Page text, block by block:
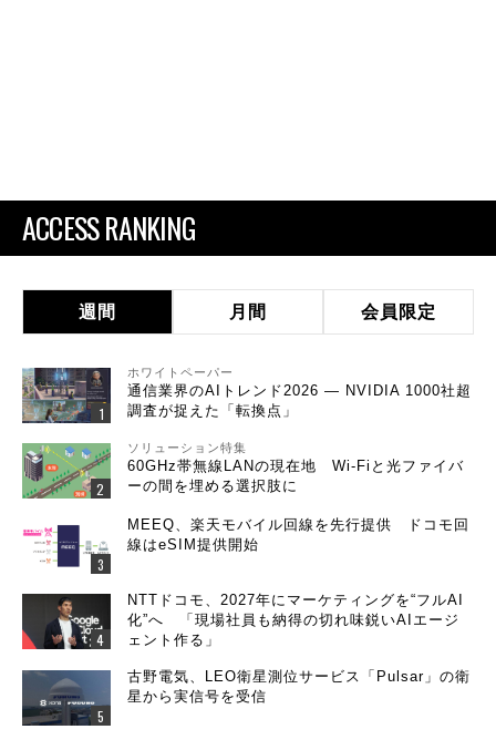
ACCESS RANKING
週間 月間 会員限定
ホワイトペーパー
通信業界のAIトレンド2026 ― NVIDIA 1000社超
調査が捉えた「転換点」
ソリューション特集
60GHz帯無線LANの現在地 Wi-Fiと光ファイバ
ーの間を埋める選択肢に
MEEQ、楽天モバイル回線を先行提供 ドコモ回
線はeSIM提供開始
NTTドコモ、2027年にマーケティングを“フルAI
化”へ 「現場社員も納得の切れ味鋭いAIエージ
ェント作る」
古野電気、LEO衛星測位サービス「Pulsar」の衛
星から実信号を受信